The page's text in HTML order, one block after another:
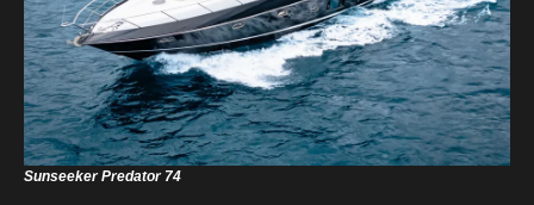
Sunseeker Predator 74